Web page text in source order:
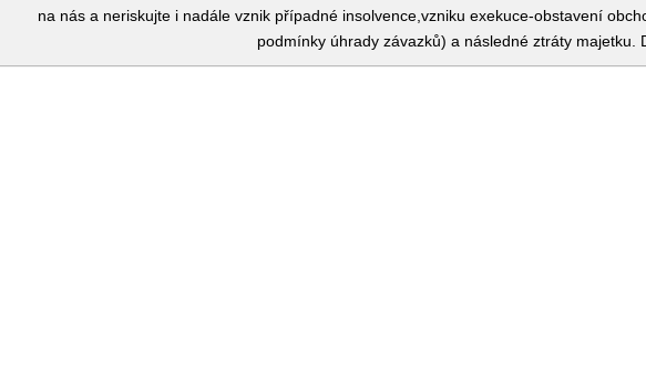
na nás a neriskujte i nadále vznik případné insolvence,vzniku exekuce-obstavení
podmínky úhrady závazků) a následné ztráty majetku.